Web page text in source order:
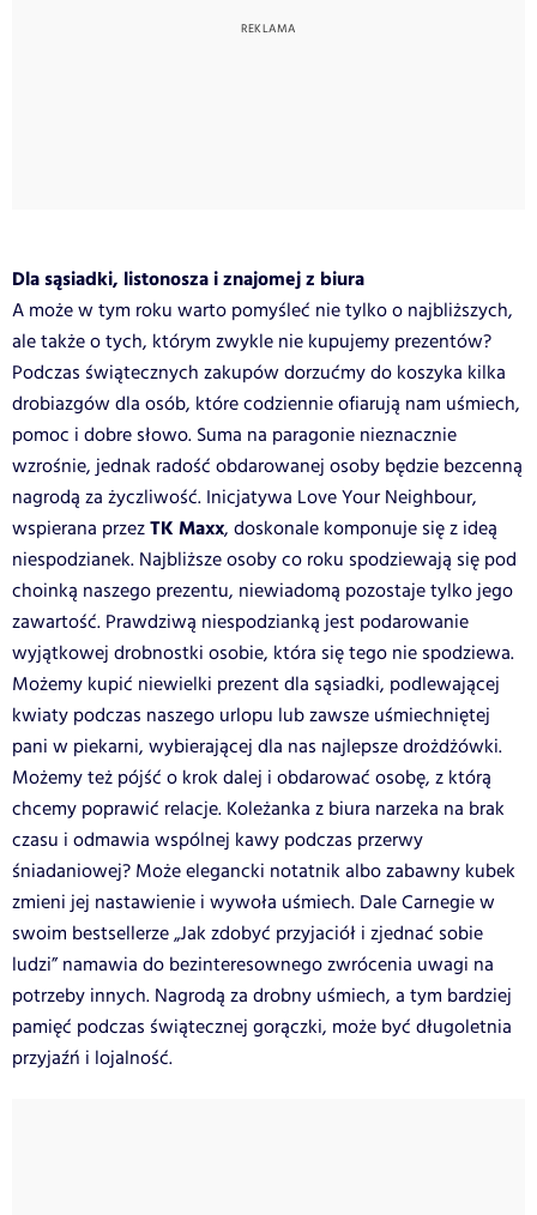
Dla sąsiadki, listonosza i znajomej z biura
A może w tym roku warto pomyśleć nie tylko o najbliższych,
ale także o tych, którym zwykle nie kupujemy prezentów?
Podczas świątecznych zakupów dorzućmy do koszyka kilka
drobiazgów dla osób, które codziennie ofiarują nam uśmiech,
pomoc i dobre słowo. Suma na paragonie nieznacznie
wzrośnie, jednak radość obdarowanej osoby będzie bezcenną
nagrodą za życzliwość. Inicjatywa Love Your Neighbour,
wspierana przezTK Maxx, doskonale komponuje się z ideą
niespodzianek. Najbliższe osoby co roku spodziewają się pod
choinką naszego prezentu, niewiadomą pozostaje tylko jego
zawartość. Prawdziwą niespodzianką jest podarowanie
wyjątkowej drobnostki osobie, która się tego nie spodziewa.
Możemy kupić niewielki prezent dla sąsiadki, podlewającej
kwiaty podczas naszego urlopu lub zawsze uśmiechniętej
pani w piekarni, wybierającej dla nas najlepsze drożdżówki.
Możemy też pójść o krok dalej i obdarować osobę, z którą
chcemy poprawić relacje. Koleżanka z biura narzeka na brak
czasu i odmawia wspólnej kawy podczas przerwy
śniadaniowej? Może elegancki notatnik albo zabawny kubek
zmieni jej nastawienie i wywoła uśmiech. Dale Carnegie w
swoim bestsellerze „Jak zdobyć przyjaciół i zjednać sobie
ludzi” namawia do bezinteresownego zwrócenia uwagi na
potrzeby innych. Nagrodą za drobny uśmiech, a tym bardziej
pamięć podczas świątecznej gorączki, może być długoletnia
przyjaźń i lojalność.